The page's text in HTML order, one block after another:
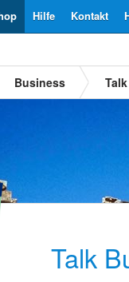
Kontakt
Hilfe
Business
Talk